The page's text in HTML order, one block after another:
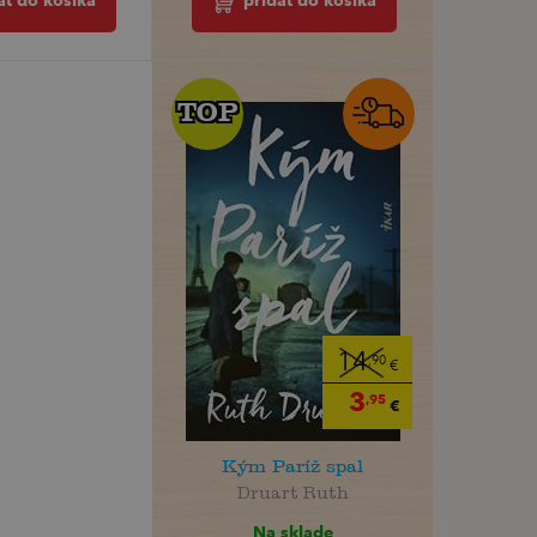
14,90 €
3,95 €
TOP
TOP
Kým Paríž spal
Druart Ruth
Na sklade